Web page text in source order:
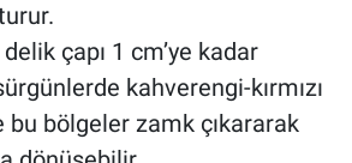
çapı 1 cm’ye kadar
kahverengi-kırmızı
bölgeler zamk çıkararak